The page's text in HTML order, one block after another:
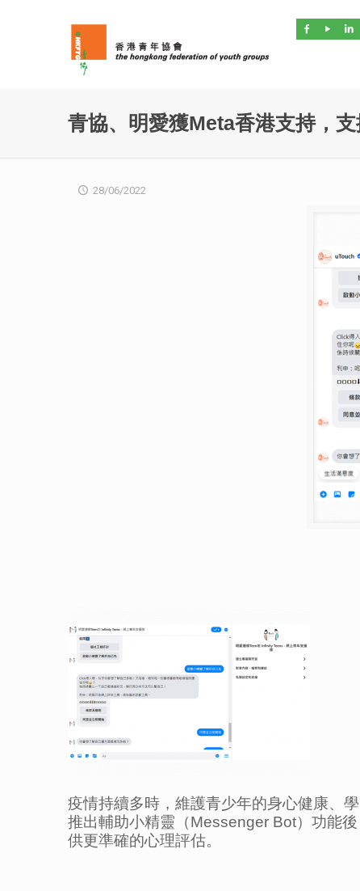
青協、明愛獲Meta香港支持，
28/06/2022
疫情持續多時，維護青少年的身心健康、
推出輔助小精靈（Messenger Bot）功能
供更準確的心理評估。